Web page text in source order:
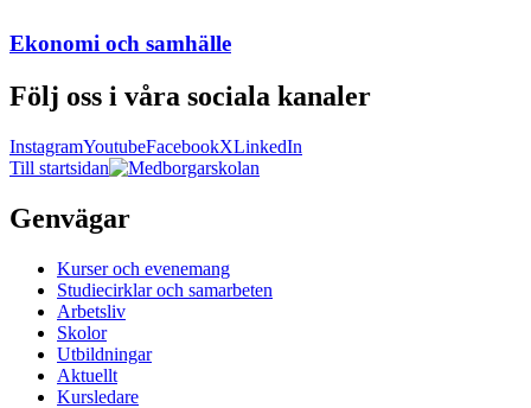
Ekonomi och samhälle
Följ oss i våra sociala kanaler
InstagramYoutubeFacebookXLinkedIn
Till startsidan
Genvägar
Kurser och evenemang
Studiecirklar och samarbeten
Arbetsliv
Skolor
Utbildningar
Aktuellt
Kursledare